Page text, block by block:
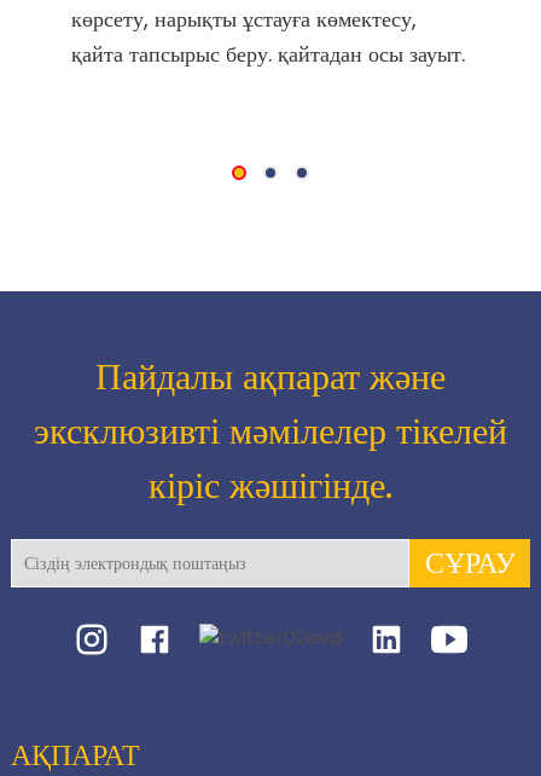
көрсету, нарықты ұстауға көмектесу,
қайта тапсырыс беру. қайтадан осы зауыт.
Пайдалы ақпарат және
эксклюзивті мәмілелер тікелей
кіріс жәшігінде.
СҰРАУ
АҚПАРАТ